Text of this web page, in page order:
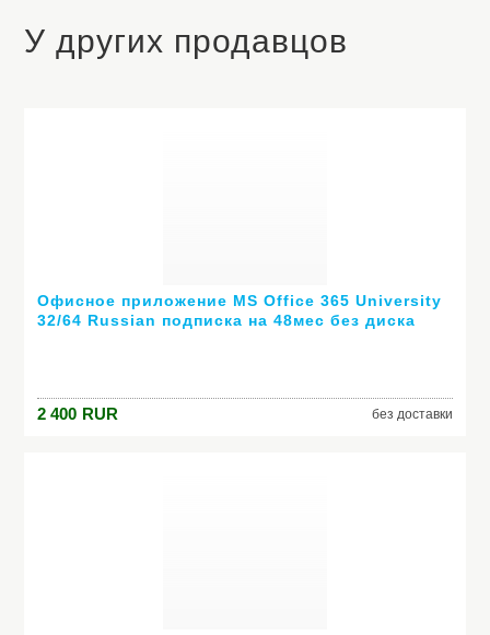
У других продавцов
Офисное приложение MS Office 365 University
32/64 Russian подписка на 48мес без диска
2 400 RUR без доставки